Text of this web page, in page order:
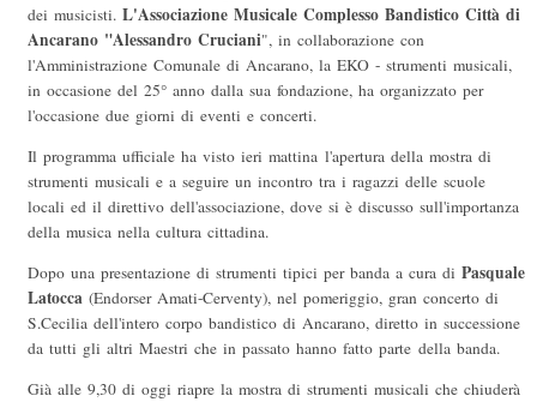
dei musicisti. L'Associazione Musicale Complesso Bandistico Città di
Ancarano "Alessandro Cruciani", in collaborazione con
l'Amministrazione Comunale di Ancarano, la EKO - strumenti musicali,
in occasione del 25° anno dalla sua fondazione, ha organizzato per
l'occasione due giorni di eventi e concerti.
Il programma ufficiale ha visto ieri mattina l'apertura della mostra di
strumenti musicali e a seguire un incontro tra i ragazzi delle scuole
locali ed il direttivo dell'associazione, dove si è discusso sull'importanza
della musica nella cultura cittadina.
Dopo una presentazione di strumenti tipici per banda a cura di Pasquale
Latocca (Endorser Amati-Cerventy), nel pomeriggio, gran concerto di
S.Cecilia dell'intero corpo bandistico di Ancarano, diretto in successione
da tutti gli altri Maestri che in passato hanno fatto parte della banda.
Già alle 9,30 di oggi riapre la mostra di strumenti musicali che chiuderà